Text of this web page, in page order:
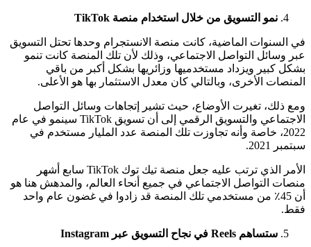
نمو التسويق من خلال استخدام منصة TikTok
في السنوات الماضية، كانت منصة الانستجرام وحدها تحتل التسويق
عبر وسائل التواصل الاجتماعي، وذلك لأن تلك المنصة كانت تنمو
بشكل كبير ويزداد مستخدميها وزائريها بشكل أكبر من باقي
المنصات الأخرى، وبالتالي كان معدل الاستثمار بها هو الأعلى.
ومع ذلك، تغيرت الأوضاع، حيث تشير إتجاهات وسائل التواصل
الاجتماعي والتسويق الرقمي إلى أن تسويق TikTok سينمو في عام
2022، خاصة وأنه تجاوزت تلك المنصة عدد المليار مستخدم في
سبتمبر 2021.
الأمر الذي ترتب عليه جعل منصة تيك توك TikTok سابع أشهر
منصات التواصل الاجتماعي في جميع أنحاء العالم، والمدهش هنا هو
أن 45٪ من مستخدمي تلك المنصة قد زادوا في غضون عام واحد
فقط.
ستساهم Reels في نجاح التسويق عبر Instagram